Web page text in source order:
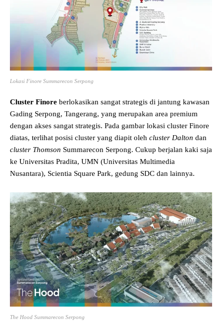
Lokasi Finore Summarecon Serpong
Cluster Finore berlokasikan sangat strategis di jantung kawasan
Gading Serpong, Tangerang, yang merupakan area premium
dengan akses sangat strategis. Pada gambar lokasi cluster Finore
diatas, terlihat posisi cluster yang diapit oleh cluster Dalton dan
cluster Thomson Summarecon Serpong. Cukup berjalan kaki saja
ke Universitas Pradita, UMN (Universitas Multimedia
Nusantara), Scientia Square Park, gedung SDC dan lainnya.
The Hood Summarecon Serpong